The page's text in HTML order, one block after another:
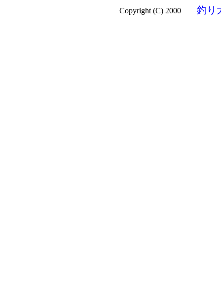
Copyright (C) 2000 釣り